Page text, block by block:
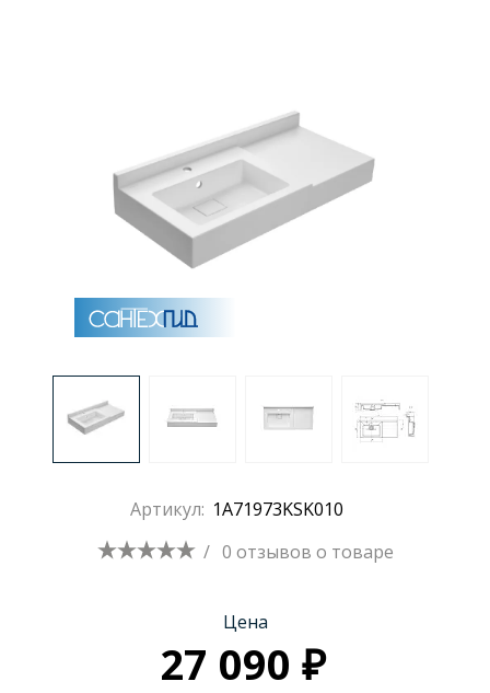
Душевые кабины
Полотенцесушители
Аксессуары для ванных комнат
Душевые поддоны
Трапы для душевых
Артикул: 1A71973KSK010
/ 0 отзывов о товаре
Цена
27 090 ₽